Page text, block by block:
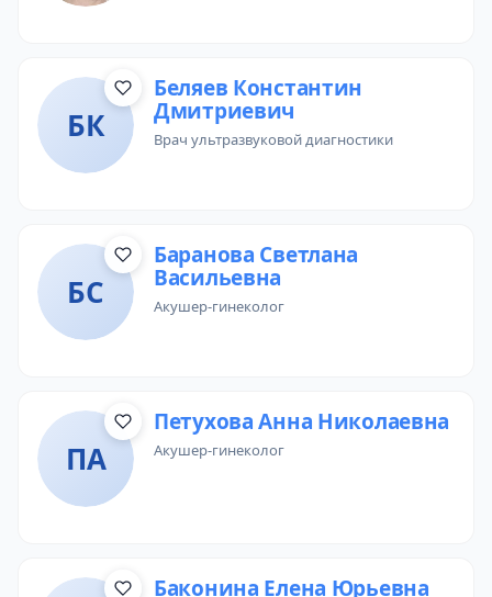
БК
Беляев Константин
Дмитриевич
врач ультразвуковой диагностики
БС
Баранова Светлана
Васильевна
акушер-гинеколог
ПА
Петухова Анна Николаевна
акушер-гинеколог
Баконина Елена Юрьевна